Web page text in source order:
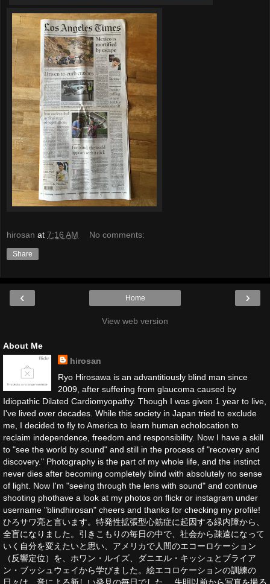
hirosan at 7:16 AM No comments:
Share
‹ ›
Home
View web version
About Me
hirosan
Ryo Hirosawa is an advantitiously blind man since
2009, after suffering from glaucoma caused by
Idiopathic Dilated Cardiomyopathy. Though I was given 1 year to live,
I've lived over decades. While this society in Japan tried to exclude
me, I decided to fly to America to learn human echolocation to
reclaim independence, freedom and responsibility. Now I have a skill
to "see the world by sound" and still in the process of "recovery and
discovery." Photography is the part of my whole life, and the instinct
never dies after becoming completely blind with absolutely no sense
of light. Now I'm "seeing through the lens with sound" and continue
shooting phothave a look at my photos on flickr or instagram under
username "blindhirosan" cheers and thanks for checking my profile!
ひろサワ亮と言います。特発性拡張型心筋症に起因する緑内障から、
全盲になりました。引きこもりの毎日の中で、社会から疎遠になって
いく自分を変えたいと思い、アメリカで人間のエコーロケーション
（反響定位）を、ホワン・ルイズ、ダニエル・キッシュとブライア
ン・ブッシュウェイから学びました。絵エコロケーションの訓練の